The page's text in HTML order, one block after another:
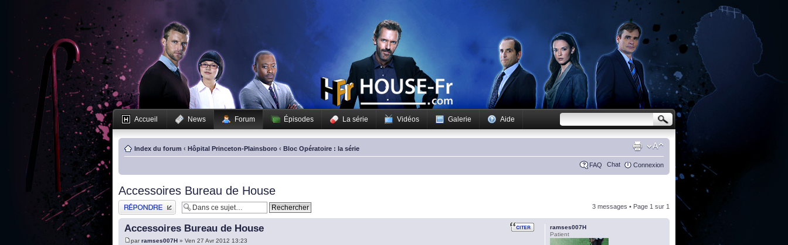
Accueil News Forum Épisodes La série Vidéos Galerie Aide
Index du forum ‹ Hôpital Princeton-Plainsboro ‹ Bloc Opératoire : la série
FAQ Chat Connexion
Accessoires Bureau de House
Publier une réponse 3 messages • Page 1 sur 1
Accessoires Bureau de House
parramses007H » Ven 27 Avr 2012 13:23
ramses007H
Patient